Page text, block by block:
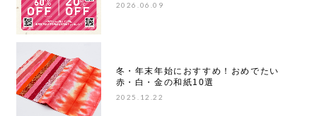
2026.06.09
冬・年末年始におすすめ！おめでたい
赤・白・金の和紙10選
2025.12.22